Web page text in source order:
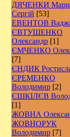
ДЯЧЕНКИ
Сергій [53]
ЕВЕНТОВ
ЄВТУШЕНКО
Олександр [1]
ЄМЧЕНКО
[7]
ЄНДИК
ЄРЕМЕНКО
Володимир [2]
ЄШКІЛЄВ
[1]
ЖОВНА
ЖОВНОРУК
Володимир [7]